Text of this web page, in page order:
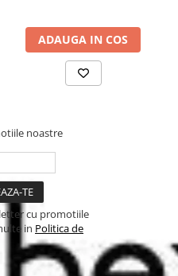
ADAUGA IN COS
noastre
cu promotiile
in Politica de